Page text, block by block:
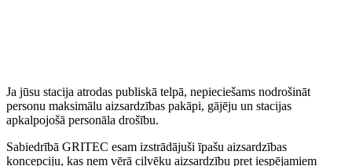
Ja jūsu stacija atrodas publiskā telpā, nepieciešams nodrošināt
personu maksimālu aizsardzības pakāpi, gājēju un stacijas
apkalpojošā personāla drošību.
Sabiedrībā GRITEC esam izstrādājuši īpašu aizsardzības
koncepciju, kas ņem vērā cilvēku aizsardzību pret iespējamiem